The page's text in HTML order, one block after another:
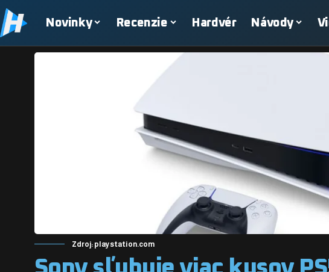
Novinky Recenzie Hardvér Návody
Zdroj: playstation.com